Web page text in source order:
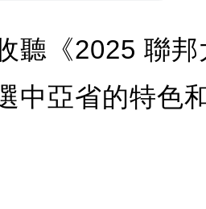
聽《2025 聯
中亞省的特色